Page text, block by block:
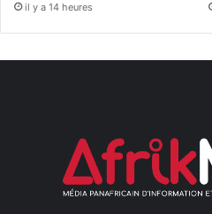
il y a 14 heures